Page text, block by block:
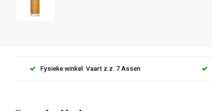
Fysieke winkel: Vaart z.z. 7 Assen